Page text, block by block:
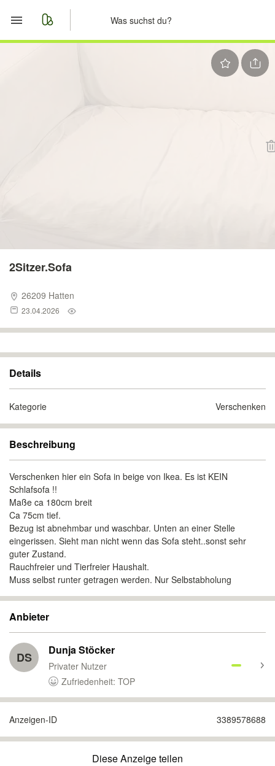
2Sitzer.Sofa
26209 Hatten
23.04.2026
Details
Kategorie Verschenken
Beschreibung
Verschenken hier ein Sofa in beige von Ikea. Es ist KEIN
Schlafsofa !!
Maße ca 180cm breit
Ca 75cm tief.
Bezug ist abnehmbar und waschbar. Unten an einer Stelle
eingerissen. Sieht man nicht wenn das Sofa steht..sonst sehr
guter Zustand.
Rauchfreier und Tierfreier Haushalt.
Muss selbst runter getragen werden. Nur Selbstabholung
Anbieter
DS Dunja Stöcker
Privater Nutzer
Zufriedenheit: TOP
Anzeigen-ID 3389578688
Diese Anzeige teilen